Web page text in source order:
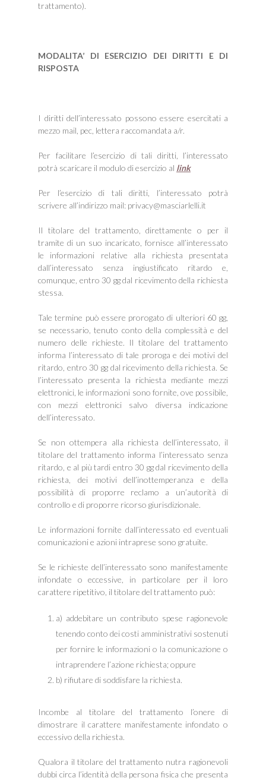
trattamento).
MODALITA’ DI ESERCIZIO DEI DIRITTI E DI
RISPOSTA
I diritti dell’interessato possono essere esercitati a
mezzo mail, pec, lettera raccomandata a/r.
Per facilitare l’esercizio di tali diritti, l’interessato
potrà scaricare il modulo di esercizio al link
Per l’esercizio di tali diritti, l’interessato potrà
scrivere all’indirizzo mail: privacy@masciarlelli.it
Il titolare del trattamento, direttamente o per il
tramite di un suo incaricato, fornisce all’interessato
le informazioni relative alla richiesta presentata
dall’interessato senza ingiustificato ritardo e,
comunque, entro 30 gg dal ricevimento della richiesta
stessa.
Tale termine può essere prorogato di ulteriori 60 gg,
se necessario, tenuto conto della complessità e del
numero delle richieste. Il titolare del trattamento
informa l’interessato di tale proroga e dei motivi del
ritardo, entro 30 gg dal ricevimento della richiesta. Se
l’interessato presenta la richiesta mediante mezzi
elettronici, le informazioni sono fornite, ove possibile,
con mezzi elettronici salvo diversa indicazione
dell’interessato.
Se non ottempera alla richiesta dell’interessato, il
titolare del trattamento informa l’interessato senza
ritardo, e al più tardi entro 30 gg dal ricevimento della
richiesta, dei motivi dell’inottemperanza e della
possibilità di proporre reclamo a un’autorità di
controllo e di proporre ricorso giurisdizionale.
Le informazioni fornite dall’interessato ed eventuali
comunicazioni e azioni intraprese sono gratuite.
Se le richieste dell’interessato sono manifestamente
infondate o eccessive, in particolare per il loro
carattere ripetitivo, il titolare del trattamento può:
a) addebitare un contributo spese ragionevole
tenendo conto dei costi amministrativi sostenuti
per fornire le informazioni o la comunicazione o
intraprendere l’azione richiesta; oppure
b) rifiutare di soddisfare la richiesta.
Incombe al titolare del trattamento l’onere di
dimostrare il carattere manifestamente infondato o
eccessivo della richiesta.
Qualora il titolare del trattamento nutra ragionevoli
dubbi circa l’identità della persona fisica che presenta